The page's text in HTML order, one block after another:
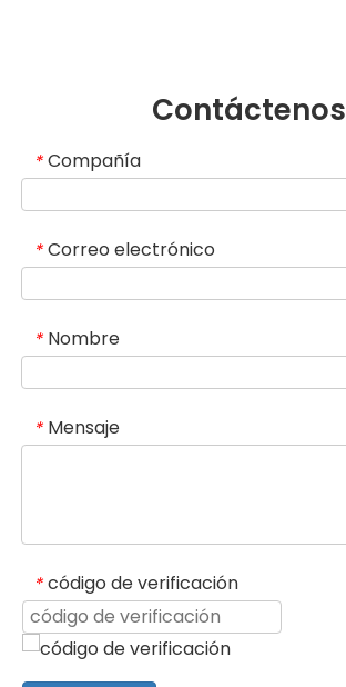
Contáctenos
* Compañía
* Correo electrónico
* Nombre
* Mensaje
* código de verificación